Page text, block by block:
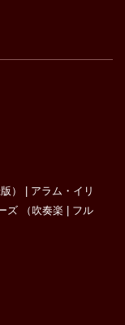
） | アラム・イリ
ズ （吹奏楽 | フル